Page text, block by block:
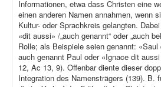
Informationen, etwa dass Christen eine
einen anderen Namen annahmen, wenn
Kultur- oder Sprachkreis gelangten.
«dit aussi» /„auch genannt“ oder „auch
Rolle; als Beispiele seien genannt:
auch genannt Paul oder «Ignace dit
12, Ac 13, 9). Offenbar diente dieser
Integration des Namensträgers (139). B.